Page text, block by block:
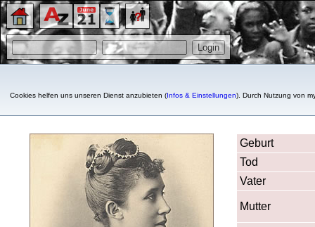
Cookies helfen uns unseren Dienst anzubieten (Infos & Einstellungen). Durch Nutzung von
Princess Hilda of Nassau,
Geburt
Tod
Vater
Mutter